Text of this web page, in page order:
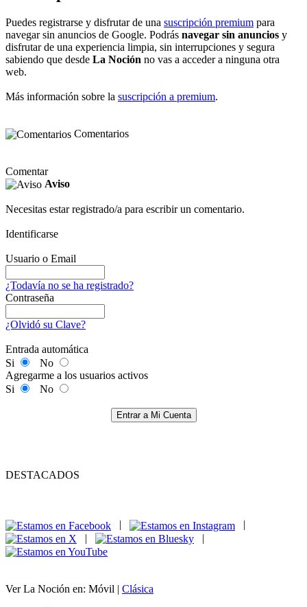
Puedes registrarse y disfrutar de una suscripción premium para
navegar sin anuncios de Google. Podrás navegar sin anuncios y
disfrutar de una experiencia limpia, sin interrupciones y segura
sabiendo que desde La Noción no vas a acceder a ninguna otra
web.
Más información sobre la suscripción a premium.
Comentarios
Comentar
Aviso
Necesitas estar registrado/a para escribir un comentario.
Identificarse
Usuario o Email
¿Todavía no se ha registrado?
Contraseña
¿Olvidó su Clave?
Entrada automática
Si
No
Agregarme a los usuarios activos
Si
No
Entrar a Mi Cuenta
DESTACADOS
|
|
Ver La Noción en: Móvil | Clásica